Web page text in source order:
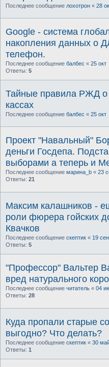
Последнее сообщение лохотрон « 28
Google - система
накопления данных о
телефон.
Последнее сообщение балбес « 25 окт
Ответы: 5
Тайные правила РЖД о
кассах
Последнее сообщение балбес « 25 окт
Проект "Навальный"
деньги Госдепа.
выборами а теперь и
Последнее сообщение марина_b « 23
Ответы: 21
Максим калашников -
роли фюрера гойских
Квачков
Последнее сообщение скептик « 19 сен
Ответы: 5
"Профессор" Вальтер
вред натурального
Последнее сообщение читатель « 04
Ответы: 28
Куда пропали старые
выгодно? Что делать?
Последнее сообщение скептик « 30
Ответы: 1